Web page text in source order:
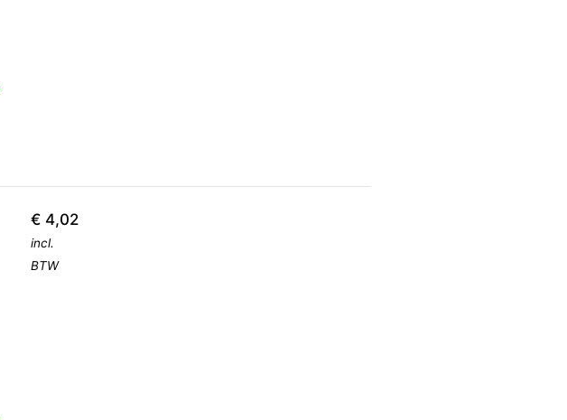
€ 4,02
incl.
BTW